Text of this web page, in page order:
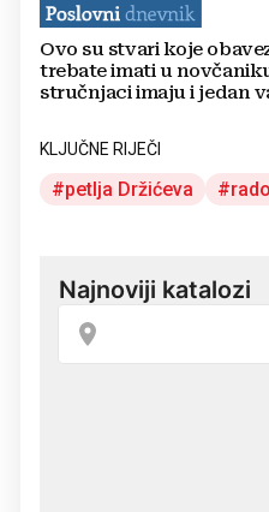
Ovo su stvari koje
trebate imati u
stručnjaci imaju i jedan
KLJUČNE RIJEČI
petlja Držićeva